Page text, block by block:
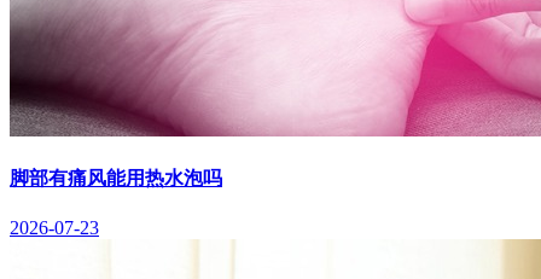
脚部有痛风能用热水泡吗
2026-07-23